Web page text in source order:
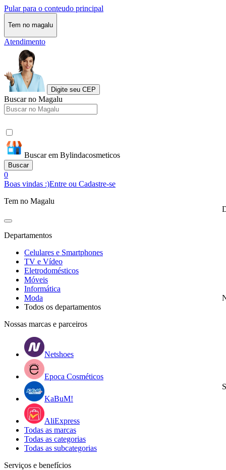
Pular para o conteudo principal
Tem no magalu
Atendimento
Digite seu CEP
Buscar no Magalu
Buscar em Bylindacosmeticos
Buscar
0
Boas vindas :)Entre ou Cadastre-se
Tem no Magalu
Departamentos
Celulares e Smartphones
TV e Vídeo
Eletrodomésticos
Móveis
Informática
Moda
Todos os departamentos
Nossas marcas e parceiros
Netshoes
Epoca Cosméticos
KaBuM!
AliExpress
Todas as marcas
Todas as categorias
Todas as subcategorias
Serviços e benefícios